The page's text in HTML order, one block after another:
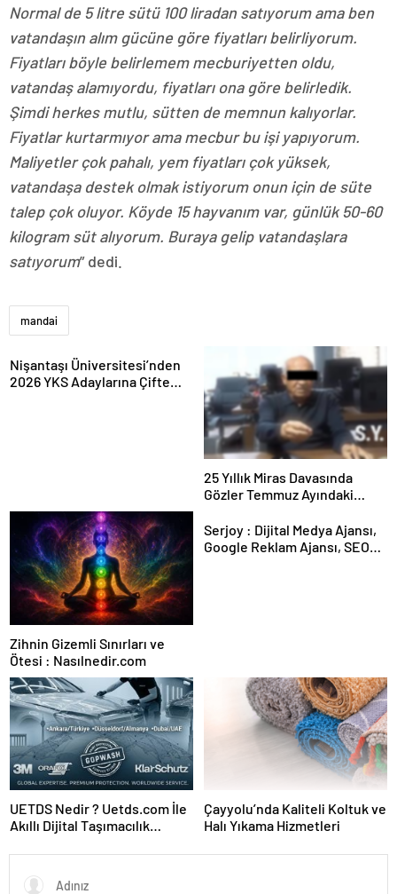
Normal de 5 litre sütü 100 liradan satıyorum ama ben
vatandaşın alım gücüne göre fiyatları belirliyorum.
Fiyatları böyle belirlemem mecburiyetten oldu,
vatandaş alamıyordu, fiyatları ona göre belirledik.
Şimdi herkes mutlu, sütten de memnun kalıyorlar.
Fiyatlar kurtarmıyor ama mecbur bu işi yapıyorum.
Maliyetler çok pahalı, yem fiyatları çok yüksek,
vatandaşa destek olmak istiyorum onun için de süte
talep çok oluyor. Köyde 15 hayvanım var, günlük 50-60
kilogram süt alıyorum. Buraya gelip vatandaşlara
satıyorum” dedi.
mandai
Nişantaşı Üniversitesi’nden
2026 YKS Adaylarına Çifte
25 Yıllık Miras Davasında
Gözler Temmuz Ayındaki
Zihnin Gizemli Sınırları ve
Ötesi : Nasılnedir.com
Serjoy : Dijital Medya Ajansı,
Google Reklam Ajansı, SEO
UETDS Nedir ? Uetds.com İle
Akıllı Dijital Taşımacılık
Çayyolu’nda Kaliteli Koltuk ve
Halı Yıkama Hizmetleri